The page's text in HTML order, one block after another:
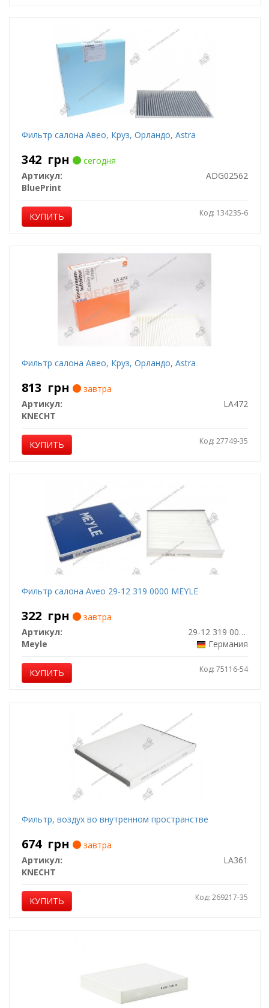
Фильтр салона Авео, Круз, Орландо, Astra
342 грн
сегодня
Артикул:
ADG02562
BluePrint
КУПИТЬ Код: 134235-6
Фильтр салона Авео, Круз, Орландо, Astra
813 грн
завтра
Артикул:
LA472
KNECHT
КУПИТЬ Код: 27749-35
Фильтр салона Aveo 29-12 319 0000 MEYLE
322 грн
завтра
Артикул:
29-12 319 0000
Meyle
Германия
КУПИТЬ Код: 75116-54
Фильтр, воздух во внутренном пространстве
674 грн
завтра
Артикул:
LA361
KNECHT
КУПИТЬ Код: 269217-35